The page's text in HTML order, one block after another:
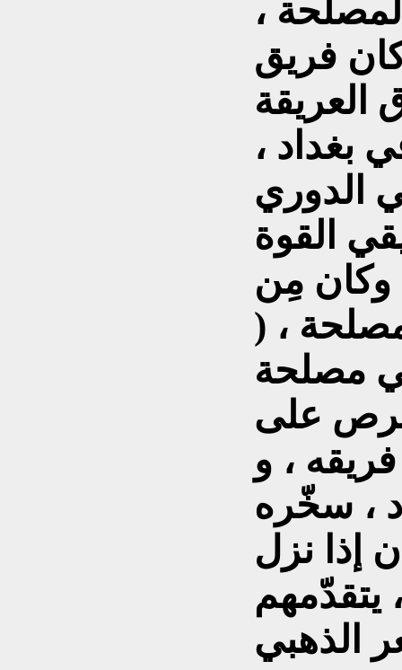
،
فريق
العريقة
بغداد ،
الدوري
القوة
وكان مِن
، (
مصلحة
على
، و
، سخّره
إذا نزل
يتقدّمهم
الذهبي